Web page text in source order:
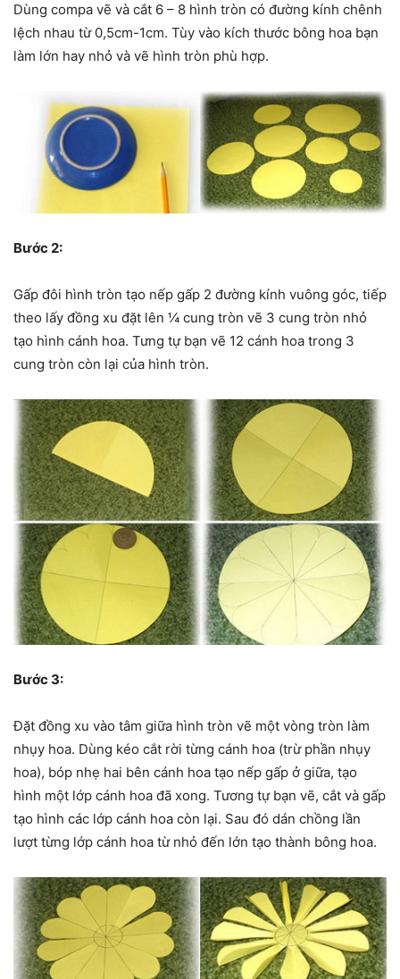
Dùng compa vẽ và cắt 6 – 8 hình tròn có đường kính chênh
lệch nhau từ 0,5cm-1cm. Tùy vào kích thước bông hoa bạn
làm lớn hay nhỏ và vẽ hình tròn phù hợp.
Bước 2:
Gấp đôi hình tròn tạo nếp gấp 2 đường kính vuông góc, tiếp
theo lấy đồng xu đặt lên ¼ cung tròn vẽ 3 cung tròn nhỏ
tạo hình cánh hoa. Tưng tự bạn vẽ 12 cánh hoa trong 3
cung tròn còn lại của hình tròn.
Bước 3:
Đặt đồng xu vào tâm giữa hình tròn vẽ một vòng tròn làm
nhụy hoa. Dùng kéo cắt rời từng cánh hoa (trừ phần nhụy
hoa), bóp nhẹ hai bên cánh hoa tạo nếp gấp ở giữa, tạo
hình một lớp cánh hoa đã xong. Tương tự bạn vẽ, cắt và gấp
tạo hình các lớp cánh hoa còn lại. Sau đó dán chồng lần
lượt từng lớp cánh hoa từ nhỏ đến lớn tạo thành bông hoa.